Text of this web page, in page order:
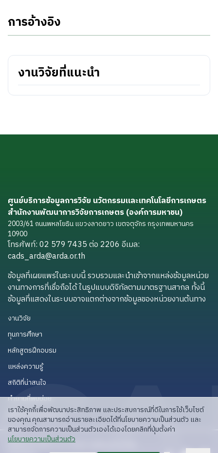
การอ้างอิง
งานวิจัยที่แนะนำ
ศูนย์บริการข้อมูลการวิจัย นวัตกรรมและเทคโนโลยีการเกษตร
สำนักงานพัฒนาการวิจัยการเกษตร (องค์การมหาชน)
2003/61 ถนนพหลโยธิน แขวงลาดยาว เขตจตุจักร กรุงเทพมหานคร
10900
โทรศัพท์: 02 579 7435 ต่อ 2206 อีเมล:
cads_arda@arda.or.th
ข้อมูลที่เผยแพร่ในระบบนี้ รวบรวมและนำเข้าจากแหล่งข้อมูลหน่วย
งานทางการที่เชื่อถือได้ ในรูปแบบดิจิทัลตามมาตรฐานสากล ทั้งนี้
ข้อมูลที่แสดงในระบบอาจแตกต่างจากข้อมูลของหน่วยงานต้นทาง
งานวิจัย
ทุนการศึกษา
หลักสูตรฝึกอบรม
แหล่งความรู้แหล่งความรู้
สถิติที่น่าสนใจ
คำถามที่พบบ่อยคำถามที่พบบ่อย
API สำหรับนักพัฒนาAPI สำหรับนักพัฒนา
ลิขสิทธิ์ © 2025 สวก: สำนักงานพัฒนาการวิจัย
เราใช้คุกกี้เพื่อพัฒนาประสิทธิภาพ และประสบการณ์ที่ดีในการใช้เว็บไซต์
ของคุณ คุณสามารถอ่านรายละเอียดได้ที่นโยบายความเป็นส่วนตัว และ
สามารถจัดการความเป็นส่วนตัวเองได้เองโดยคลิกที่ปุ่มตั้งค่า
read privacy policy
นโยบายความเป็นส่วนตัว